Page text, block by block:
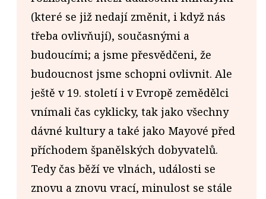
(které se již nedají změnit, i když nás
třeba ovlivňují), současnými a
budoucími; a jsme přesvědčeni, že
budoucnost jsme schopni ovlivnit. Ale
ještě v 19. století i v Evropě zemědělci
vnímali čas cyklicky, tak jako všechny
dávné kultury a také jako Mayové před
příchodem španělských dobyvatelů.
Tedy čas běží ve vlnách, události se
znovu a znovu vrací, minulost se stále